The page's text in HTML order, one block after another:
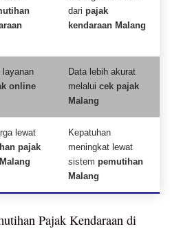
dari pajak
kendaraan Malang
layanan
online
Data lebih akurat
melalui cek pajak
Malang
lewat
pajak
Kepatuhan
meningkat lewat
sistem pemutihan
Malang
Pajak Kendaraan di